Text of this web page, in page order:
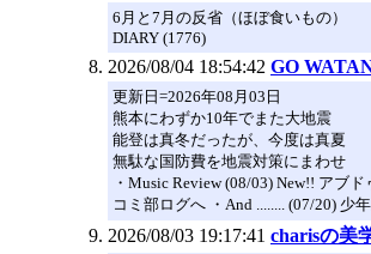
6月と7月の反省（ほぼ食いもの）
DIARY (1776)
2026/08/04 18:54:42 GO
更新日=2026年08月03日
熊本にわずか10年でまた大地震
能登は真冬だったが、今度は真夏
無駄な国防費を地震対策にまわせ
・Music Review (08/03) New!! アブ
コミ部ログへ ・And ........ (07/20) 少
2026/08/03 19:17:41 charisの美